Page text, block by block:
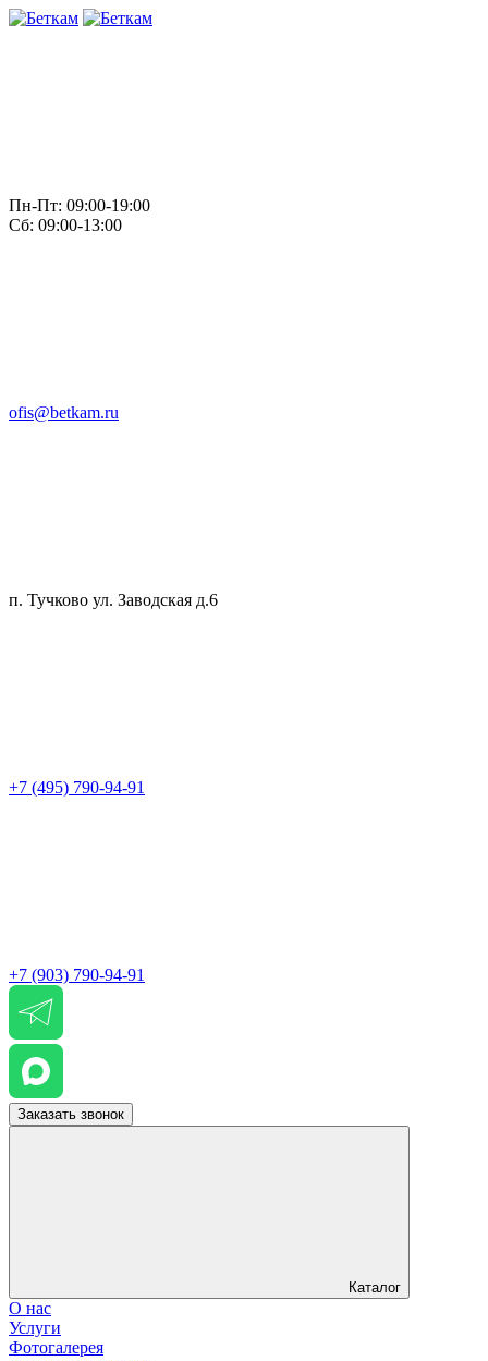
Пн-Пт: 09:00-19:00
Сб: 09:00-13:00
ofis@betkam.ru
п. Тучково ул. Заводская д.6
+7 (495) 790-94-91
+7 (903) 790-94-91
Заказать звонок
Каталог
О нас
Услуги
Фотогалерея